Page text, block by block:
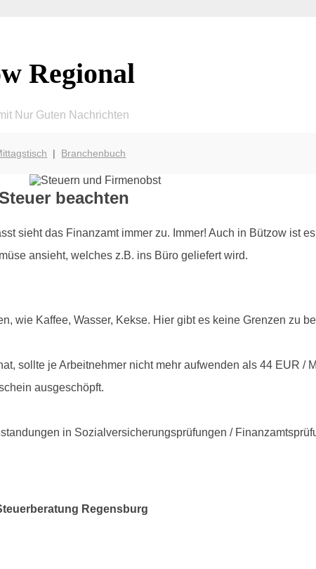
Regional
Nur Guten Nachrichten
| Branchenbuch
beachten
sieht das Finanzamt immer zu. Immer! Auch in Bützow ist
ansieht, welches z.B. ins Büro geliefert wird.
wie Kaffee, Wasser, Kekse. Hier gibt es keine Grenzen zu
sollte je Arbeitnehmer nicht mehr aufwenden als 44 EUR /
ausgeschöpft.
in Sozialversicherungsprüfungen /
Regensburg